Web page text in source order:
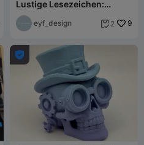
Lustige Lesezeichen:
Zombie
eyf_design  2 9
